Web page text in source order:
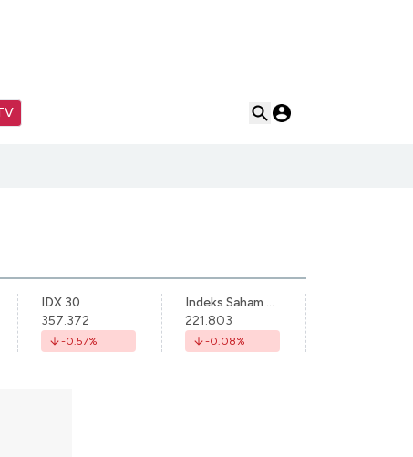
IDX 30
357.372
-0.57%
Indeks Saham Syariah Indonesia
221.803
-0.08%